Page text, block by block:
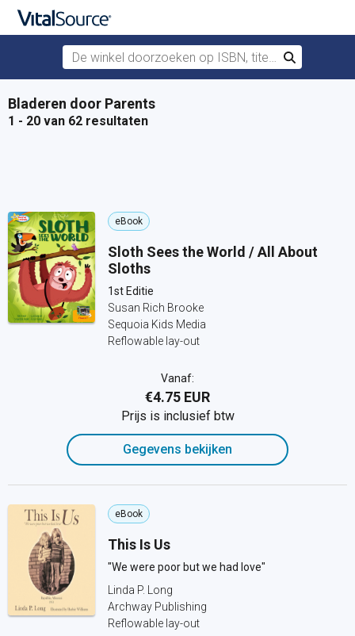
Verdergaan naar belangrijkste inhoud
De winkel doorzoeken op ISBN, titel of auteur
Zoek
Bladeren door Parents
1 - 20 van 62 resultaten
eBook
Sloth Sees the World / All About
Sloths
1st Editie
Susan Rich Brooke
Sequoia Kids Media
Reflowable lay-out
Vanaf:
€4.75 EUR
Prijs is inclusief btw
Gegevens bekijken
eBook
This Is Us
"We were poor but we had love"
Linda P. Long
Archway Publishing
Reflowable lay-out